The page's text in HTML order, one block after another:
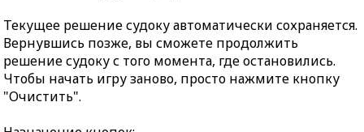
Текущее решение судоку автоматически сохраняется.
Вернувшись позже, вы сможете продолжить
решение судоку с того момента, где остановились.
Чтобы начать игру заново, просто нажмите кнопку
"Очистить".